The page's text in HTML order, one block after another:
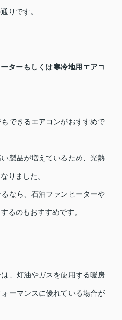
りです。
ターもしくは寒冷地用エアコ
できるエアコンがおすすめで
製品が増えているため、光熱
りました。
なら、石油ファンヒーターや
るのもおすすめです。
、灯油やガスを使用する暖房
ーマンスに優れている場合が